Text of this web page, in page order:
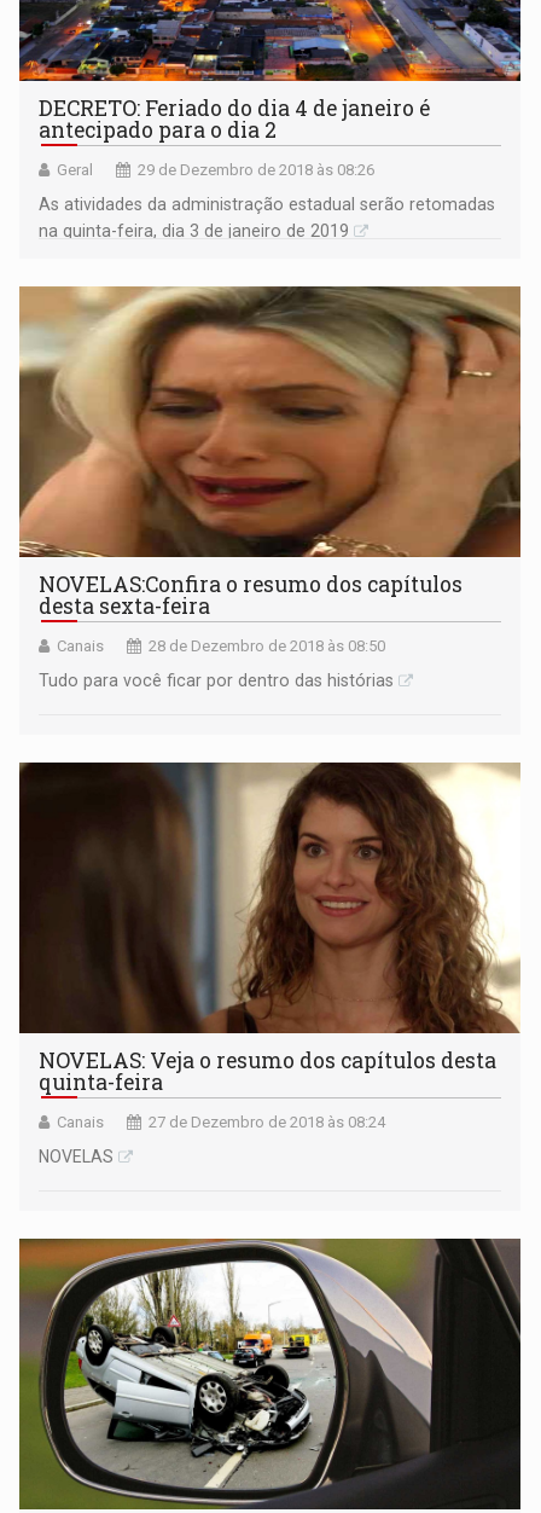
DECRETO: Feriado do dia 4 de janeiro é
antecipado para o dia 2
Geral 29 de Dezembro de 2018 às 08:26
As atividades da administração estadual serão retomadas
na quinta-feira, dia 3 de janeiro de 2019
NOVELAS:Confira o resumo dos capítulos
desta sexta-feira
Canais 28 de Dezembro de 2018 às 08:50
Tudo para você ficar por dentro das histórias
NOVELAS: Veja o resumo dos capítulos desta
quinta-feira
Canais 27 de Dezembro de 2018 às 08:24
NOVELAS